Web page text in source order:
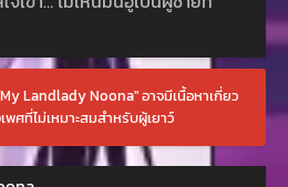
Landlady Noona" อาจมีเนื้อหาเกี่ยว
ศที่ไม่เหมาะสมสำหรับผู้เยาว์